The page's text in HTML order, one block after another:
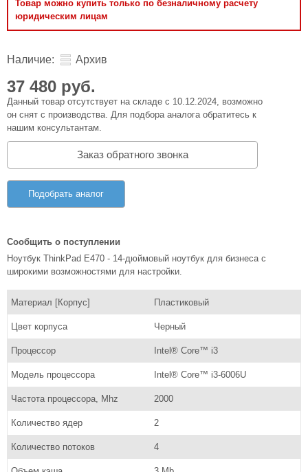
Товар можно купить только по безналичному расчету
юридическим лицам
Наличие: Архив
37 480 руб.
Данный товар отсутствует на складе с 10.12.2024, возможно
он снят с производства. Для подбора аналога обратитесь к
нашим консультантам.
Заказ обратного звонка
Подобрать аналог
Сообщить о поступлении
Ноутбук ThinkPad E470 - 14-дюймовый ноутбук для бизнеса с
широкими возможностями для настройки.
Материал [Корпус] Пластиковый
Цвет корпуса Черный
Процессор Intel® Core™ i3
Модель процессора Intel® Core™ i3-6006U
Частота процессора, Mhz 2000
Количество ядер 2
Количество потоков 4